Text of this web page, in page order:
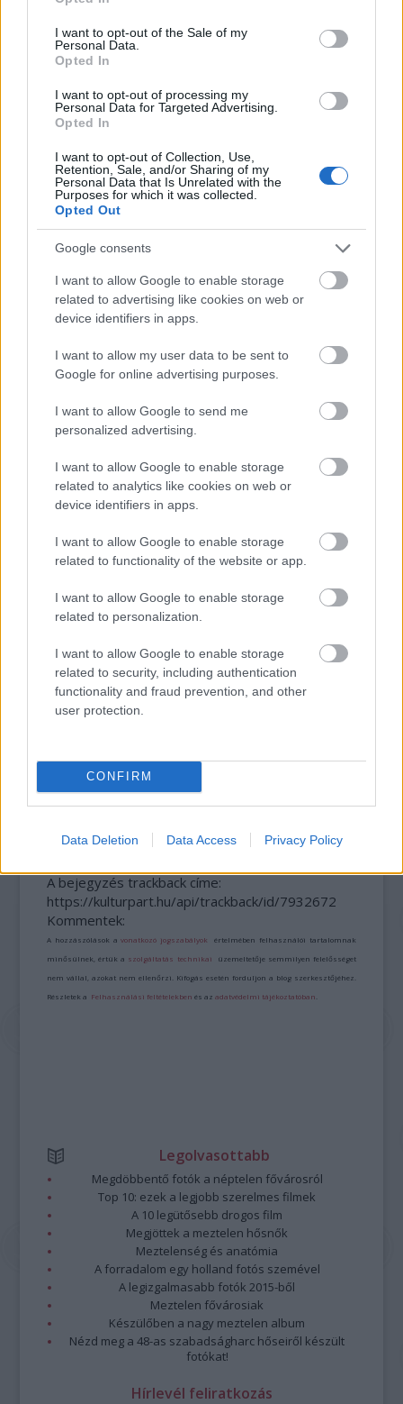
use your data for below specified purposes in below Google
consent section.
I want to opt-out of the Sale of my
Personal Data.
Opted In
I want to opt-out of processing my
Personal Data for Targeted Advertising.
Opted In
I want to opt-out of Collection, Use,
Retention, Sale, and/or Sharing of my
Personal Data that Is Unrelated with the
Purposes for which it was collected.
Opted Out
Google consents
I want to allow Google to enable storage
related to advertising like cookies on web or
device identifiers in apps.
I want to allow my user data to be sent to
Google for online advertising purposes.
I want to allow Google to send me
personalized advertising.
I want to allow Google to enable storage
related to analytics like cookies on web or
device identifiers in apps.
I want to allow Google to enable storage
related to functionality of the website or app.
I want to allow Google to enable storage
related to personalization.
I want to allow Google to enable storage
related to security, including authentication
functionality and fraud prevention, and other
user protection.
CONFIRM
Data Deletion Data Access Privacy Policy
A nagyszabású csalást 2009-ben fedezték fel.
A bűncselekményben részes legnagyobb
New York-i galéria, a Knoedler 2011
decemberében váratlanul bezárt. A kínai
hamisító képeit megvásárló és a galériának
továbbadó Glafira Rosales műkereskedő ellen
tavaly szeptemberben emeltek vádat, és akár
99 évi börtönre is ítélhetik.
Forrás: Hirado.hu
Amerika Svájc Festészet
AZ EMBERSÉG ÜNNEPE
EGY VÁLOGATOTT TÁRSASÁGRA”
KÉT HANGON
A bejegyzés trackback címe:
https://kulturpart.hu/api/trackback/id/7932672
Kommentek:
A hozzászólások avonatkozó jogszabályok értelmében felhasználói tartalomnak
minősülnek, értük a szolgáltatás technikai üzemeltetője semmilyen felelősséget
nem vállal, azokat nem ellenőrzi. Kifogás esetén forduljon a blog szerkesztőjéhez.
Részletek a Felhasználási feltételekben és azadatvédelmi tájékoztatóban
Legolvasottabb
Megdöbbentő fotók a néptelen fővárosról
Top 10: ezek a legjobb szerelmes filmek
A 10 legütősebb drogos film
Megjöttek a meztelen hősnők
Meztelenség és anatómia
A forradalom egy holland fotós szemével
A legizgalmasabb fotók 2015-ből
Meztelen fővárosiak
Készülőben a nagy meztelen album
Nézd meg a 48-as szabadságharc hőseiről készült
fotókat!
Hírlevél feliratkozás